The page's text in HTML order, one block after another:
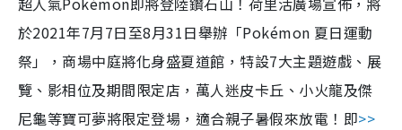
於2021年7月7日至8月31日舉辦「Pokémon 夏日運動
祭」，商場中庭將化身盛夏道館，特設7大主題遊戲、展
覽、影相位及期間限定店，萬人迷皮卡丘、小火龍及傑
尼龜等寶可夢將限定登場，適合親子暑假來放電！即>>